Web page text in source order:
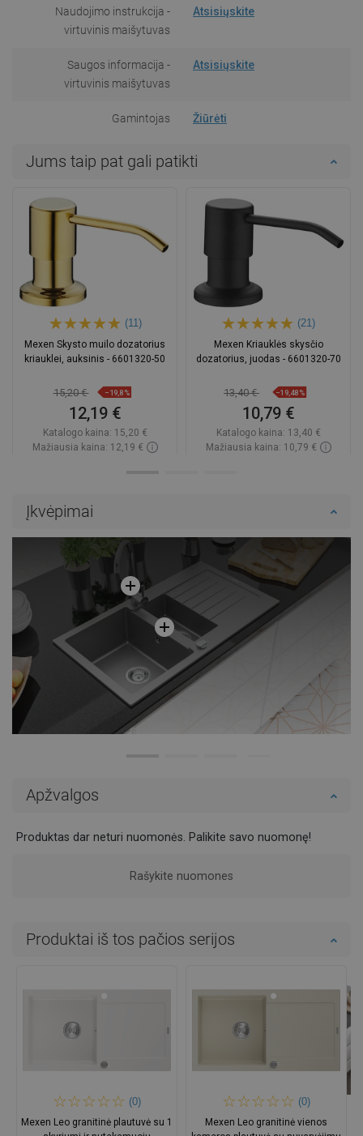
Naudojimo instrukcija -
virtuvinis maišytuvas
Atsisiųskite
Saugos informacija -
virtuvinis maišytuvas
Atsisiųskite
Gamintojas Žiūrėti
Jums taip pat gali patikti
(11)
Mexen Skysto muilo dozatorius
kriauklei, auksinis - 6601320-50
15,20 € −19,8%
12,19 €
Katalogo kaina: 15,20 €
Mažiausia kaina: 12,19 €
(21)
Mexen Kriauklės skysčio
dozatorius, juodas - 6601320-70
13,40 € −19,48%
10,79 €
Katalogo kaina: 13,40 €
Mažiausia kaina: 10,79 €
Įkvėpimai
Apžvalgos
Produktas dar neturi nuomonės. Palikite savo nuomonę!
Rašykite nuomones
Produktai iš tos pačios serijos
(0)
Mexen Leo granitinė plautuvė su 1
(0)
Mexen Leo granitinė vienos